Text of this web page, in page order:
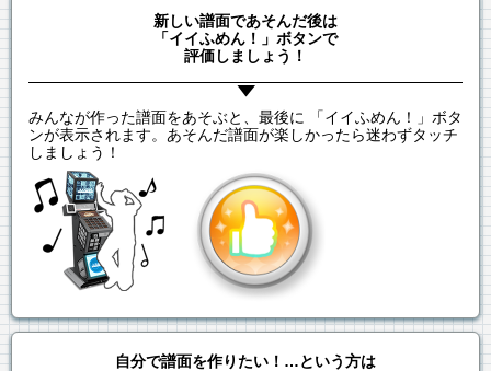
新しい譜面であそんだ後は
「イイふめん！」ボタンで
評価しましょう！
みんなが作った譜面をあそぶと、最後に 「イイふめん！」ボタ
ンが表示されます。あそんだ譜面が楽しかったら迷わずタッチ
しましょう！
自分で譜面を作りたい！…という方は